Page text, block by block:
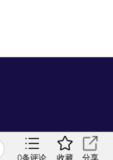
0条评论 收藏 分享